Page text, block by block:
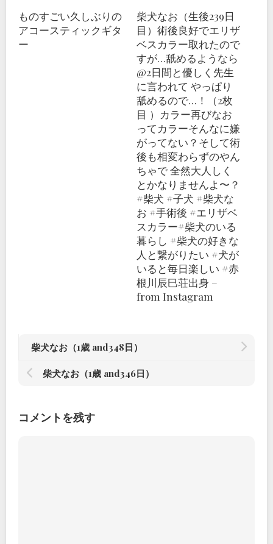
ものすごい久しぶりの
アコースティックギタ
ー
柴犬なお（生後239日
目）術後良好でエリザ
ベスカラー取れたので
すが…舐めるようなら
@2日間と優しく先生
に言われて やっぱり
舐めるので…！（2枚
目 ）カラー再びなお
ってカラーそんなに嫌
がってない？そして術
後も相変わらずのやん
ちゃで 全然大人しく
とかなりませんよ〜？
#柴犬 #子犬 #柴犬な
お #手術後 #エリザベ
スカラー#柴犬のいる
暮らし #柴犬の好きな
人と繋がりたい #犬が
いると毎日楽しい #赤
根川辰巳荘出身 –
from Instagram
柴犬なお（1歳 and348日）
柴犬なお（1歳 and346日）
コメントを残す